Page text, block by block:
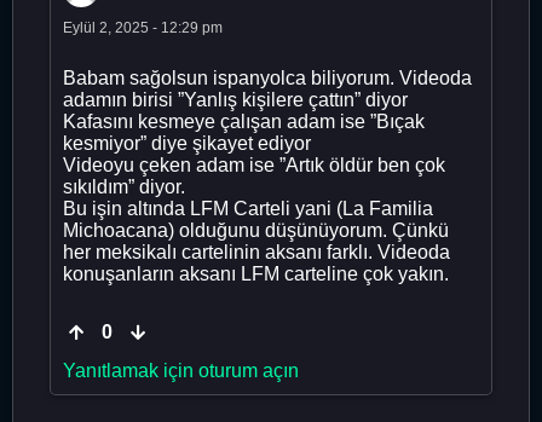
Eylül 2, 2025 - 12:29 pm
Babam sağolsun ispanyolca biliyorum. Videoda
adamın birisi ”Yanlış kişilere çattın” diyor
Kafasını kesmeye çalışan adam ise ”Bıçak
kesmiyor” diye şikayet ediyor
Videoyu çeken adam ise ”Artık öldür ben çok
sıkıldım” diyor.
Bu işin altında LFM Carteli yani (La Familia
Michoacana) olduğunu düşünüyorum. Çünkü
her meksikalı cartelinin aksanı farklı. Videoda
konuşanların aksanı LFM carteline çok yakın.
0
Yanıtlamak için oturum açın